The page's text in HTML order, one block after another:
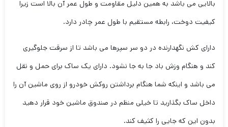
بالایی می باشد به همین دلیل مقاومت و طول عمر آن بالا است زیرا
کیفیت دوخت، رابطه مستقیم با طول عمر چادر دارد.
دارای کش نگهدارنده در دو سر سپرها می باشد تا از سرقت جلوگیری
کند و هنگام وزش باد جا به جا نشود. دارای یک ساک برای حمل و نقل
می باشد و اینکه شما هنگام برداشتن روکش خودرو از روی ماشین آن را
داخل ساک بگذارید تا خیلی منظم در صندوق ماشین خود قرار دهید
بدون این که جایی را کثیف کند.